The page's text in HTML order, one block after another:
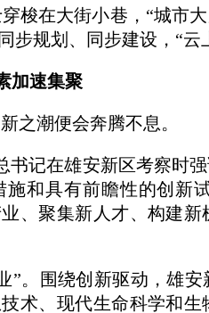
梭在大街小巷，“城市
步规划、同步建设，“云
加速集聚
之潮便会奔腾不息。
书记在雄安新区考察时
和具有前瞻性的创新
、聚集新人才、构建
”。围绕创新驱动，雄
术、现代生命科学和